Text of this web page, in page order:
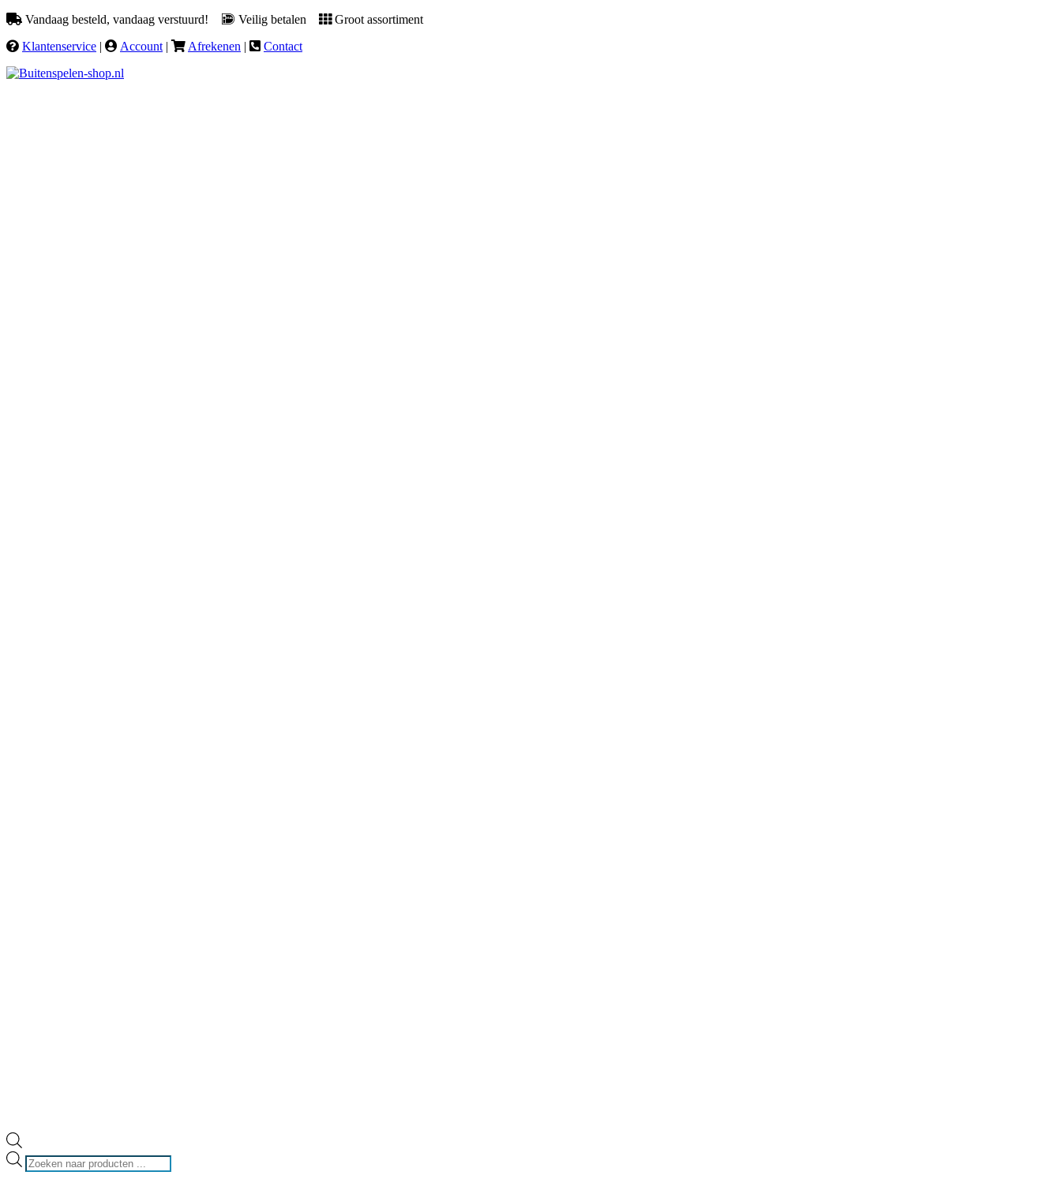
Vandaag besteld, vandaag verstuurd! Veilig betalen
Groot assortiment
Klantenservice | Account | Afrekenen | Contact
Producten
zoeken